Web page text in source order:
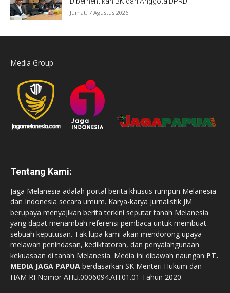
Jumat, 7 Agustus 2026
Media Group
Tentang Kami:
Jaga Melanesia adalah portal berita khusus rumpun Melanesia
dan Indonesia secara umum. Karya-karya jurnalistik JM
berupaya menyajikan berita terkini seputar tanah Melanesia
yang dapat menambah referensi pembaca untuk membuat
sebuah keputusan. Tak lupa kami akan mendorong upaya
melawan penindasan, kediktatoran, dan penyalahgunaan
kekuasaan di tanah Melanesia. Media ini dibawah naungan PT.
MEDIA JAGA PAPUA berdasarkan SK Menteri Hukum dan
HAM RI Nomor AHU.0006094.AH.01.01 Tahun 2020.